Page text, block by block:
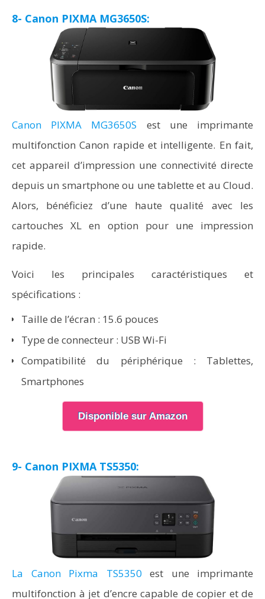
8- Canon PIXMA MG3650S:
Canon PIXMA MG3650S est une imprimante
multifonction Canon rapide et intelligente. En fait,
cet appareil d’impression une connectivité directe
depuis un smartphone ou une tablette et au Cloud.
Alors, bénéficiez d’une haute qualité avec les
cartouches XL en option pour une impression
rapide.
Voici les principales caractéristiques et
spécifications :
Taille de l’écran : 15.6 pouces
Type de connecteur : USB Wi-Fi
Compatibilité du périphérique : Tablettes,
Smartphones
Disponible sur Amazon
9- Canon PIXMA TS5350:
La Canon Pixma TS5350 est une imprimante
multifonction à jet d’encre capable de copier et de